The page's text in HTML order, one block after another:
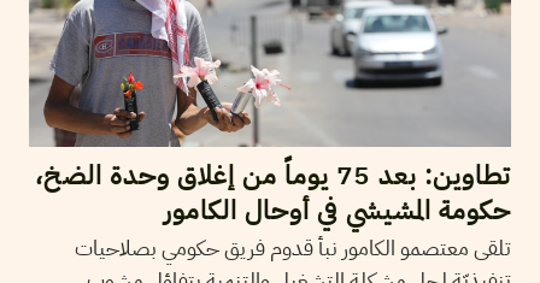
تطاوين: بعد 75 يوماً من إغلاق وحدة الضخ،
حكومة المشيشي في أوحال الكامور
تلقى معتصمو الكامور نبأ قدوم فريق حكومي بصلاحيات